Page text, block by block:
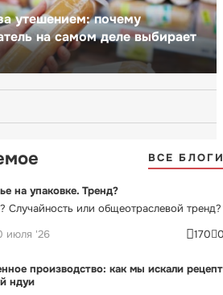
утешением: почему
на самом деле выбирает
ВСЕ
на упаковке. Тренд?
Случайность или общеотраслевой тренд?
июля '26 170
производство: как мы искали рецепт
ндуи